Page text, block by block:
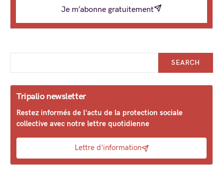
Je m’abonne gratuitement
SEARCH
Tripalio newsletter
Restez informés de l'actu de la protection sociale
collective avec notre lettre quotidienne
Lettre d'information